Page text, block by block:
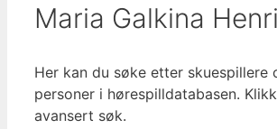
Maria Galkina
Her kan du søke etter skuespillere
personer i hørespilldatabasen. Klikk
avansert søk.